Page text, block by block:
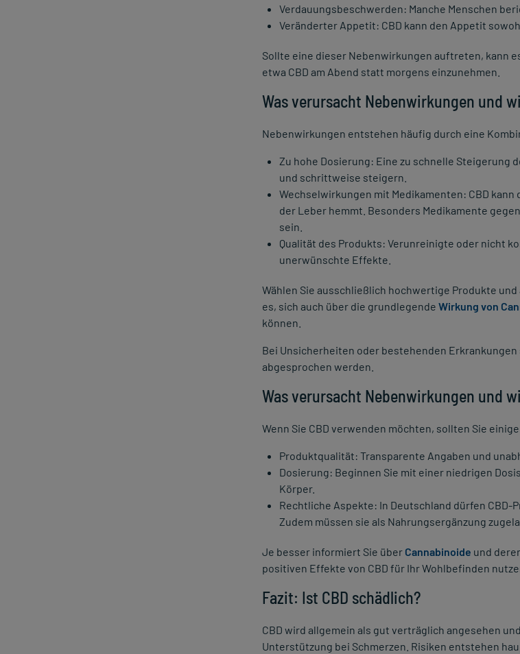
Verdauungsbeschwerden: Manche Menschen
Veränderter Appetit: CBD kann den Appetit
Sollte eine dieser Nebenwirkungen auftreten, kann
etwa CBD am Abend statt morgens einzunehmen.
Was verursacht Nebenwirkungen und
Nebenwirkungen entstehen häufig durch eine
Zu hohe Dosierung: Eine zu schnelle Steigerung
und schrittweise steigern.
Wechselwirkungen mit Medikamenten: CBD
der Leber hemmt. Besonders Medikamente
sein.
Qualität des Produkts: Verunreinigte oder nicht
unerwünschte Effekte.
Wählen Sie ausschließlich hochwertige Produkte
es, sich auch über die grundlegende Wirkung von
können.
Bei Unsicherheiten oder bestehenden
abgesprochen werden.
Was verursacht Nebenwirkungen und
Wenn Sie CBD verwenden möchten, sollten Sie
Produktqualität: Transparente Angaben und
Dosierung: Beginnen Sie mit einer niedrigen
Körper.
Rechtliche Aspekte: In Deutschland dürfen CBD-
Zudem müssen sie als Nahrungsergänzung
Je besser informiert Sie über Cannabinoide und
positiven Effekte von CBD für Ihr Wohlbefinden
Fazit: Ist CBD schädlich?
CBD wird allgemein als gut verträglich angesehen
Unterstützung bei Schmerzen. Risiken entstehen